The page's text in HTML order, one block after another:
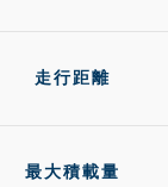
走行距離
最大積載量